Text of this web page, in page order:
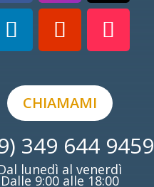
CHIAMAMI
349 644 9459
lunedì al venerdì
Dalle 9:00 alle 18:00